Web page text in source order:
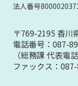
法人番号
〒769-2195 香川
電話番号：087-
（総務課 代表電話
ファックス：